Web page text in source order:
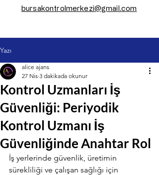
bursakontrolmerkezi@gmail.com
Yazı
Kontrol Uzmanları İş
Güvenliği: Periyodik
Kontrol Uzmanı İş
Güvenliğinde Anahtar Rol
alice ajans
27 Nis 3 dakikada okunur
İş yerlerinde güvenlik, üretimin
sürekliliği ve çalışan sağlığı için